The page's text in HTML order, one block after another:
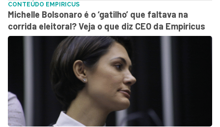
CONTEÚDO EMPIRICUS
Michelle Bolsonaro é o ‘gatilho’ que faltava na
corrida eleitoral? Veja o que diz CEO da Empiricus